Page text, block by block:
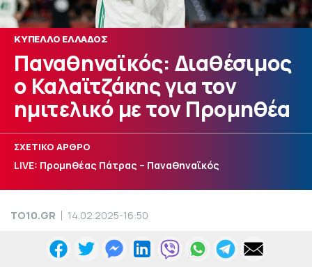
ΚΥΠΕΛΛΟ ΕΛΛΑΔΟΣ
Παναθηναϊκός: Διαθέσιμος
ο Καλαϊτζάκης για τον
ημιτελικό με τον Προμηθέα
ΣΧΕΤΙΚΟ ΑΡΘΡΟ
LIVE: Προμηθέας Πάτρας – Παναθηναϊκός
TO10.GR 14.02.2025-16:50